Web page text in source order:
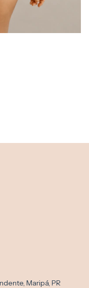
Maripá, PR